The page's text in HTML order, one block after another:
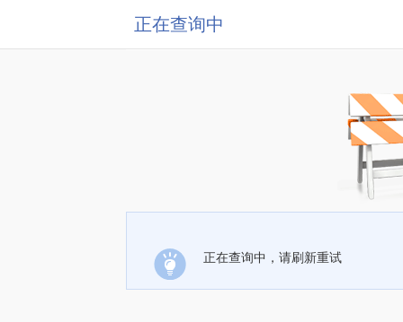
正在查询中
正在查询中，请刷新重试